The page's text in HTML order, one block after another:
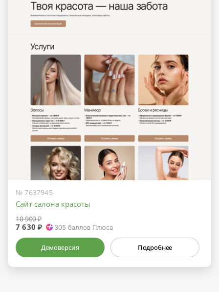
№ 7637945
Сайт салона красоты
10 900 ₽
7 630 ₽ 305 баллов Плюса
Демоверсия Подробнее